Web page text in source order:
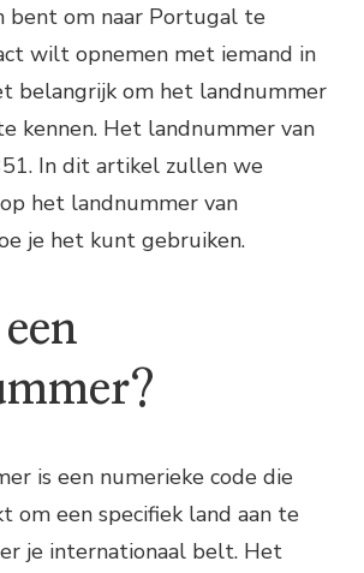
bent om naar Portugal te
wilt opnemen met iemand in
belangrijk om het landnummer
kennen. Het landnummer van
In dit artikel zullen we
het landnummer van
je het kunt gebruiken.
is een numerieke code die
om een specifiek land aan te
je internationaal belt. Het